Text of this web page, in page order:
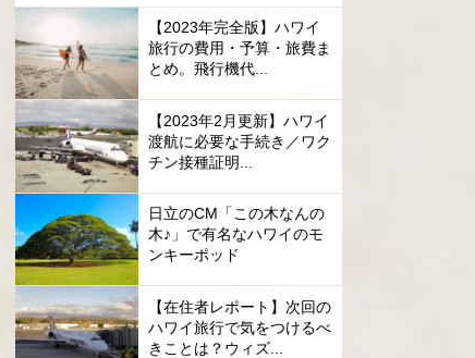
【2023年完全版】ハワイ
旅行の費用・予算・旅費ま
とめ。飛行機代...
【2023年2月更新】ハワイ
渡航に必要な手続き／ワク
チン接種証明...
日立のCM「この木なんの
木♪」で有名なハワイのモ
ンキーポッド
【在住者レポート】次回の
ハワイ旅行で気をつけるべ
きことは？ウィズ...